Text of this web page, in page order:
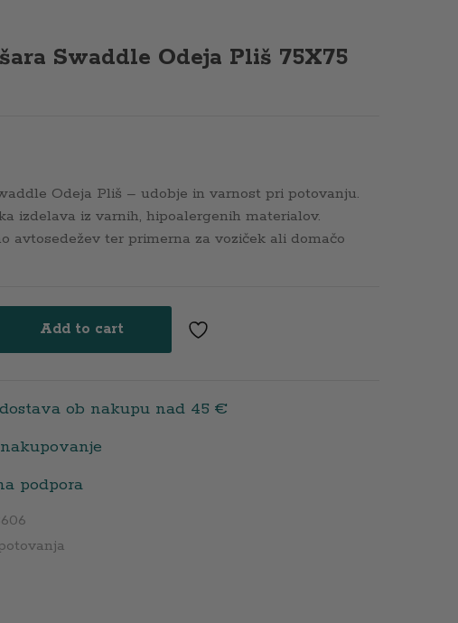
Swaddle Odeja Pliš 75X75
Odeja Pliš – udobje in varnost pri potovanju.
izdelava iz varnih, hipoalergenih materialov.
avtosedežev ter primerna za voziček ali domačo
Add to cart
ob nakupu nad 45 €
podpora